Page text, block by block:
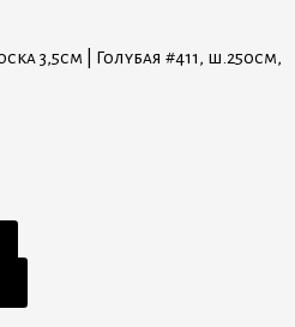
3,5см | Голубая #411, ш.250см,